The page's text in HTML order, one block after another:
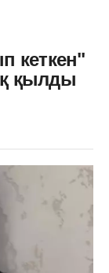
кеткен"
қылды